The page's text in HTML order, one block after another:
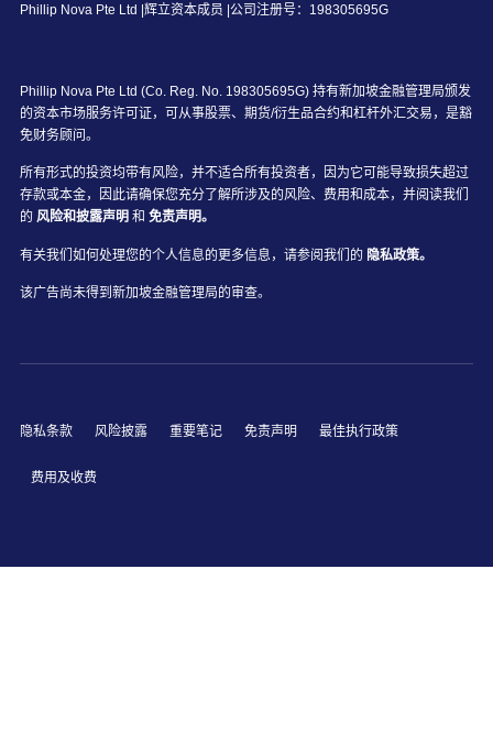
Phillip Nova Pte Ltd |辉立资本成员 |公司注册号：198305695G
Phillip Nova Pte Ltd (Co. Reg. No. 198305695G) 持有新加坡金融管理局颁发
的资本市场服务许可证，可从事股票、期货/衍生品合约和杠杆外汇交易，是豁
免财务顾问。
所有形式的投资均带有风险，并不适合所有投资者，因为它可能导致损失超过
存款或本金，因此请确保您充分了解所涉及的风险、费用和成本，并阅读我们
的 风险和披露声明 和 免责声明。
有关我们如何处理您的个人信息的更多信息，请参阅我们的 隐私政策。
该广告尚未得到新加坡金融管理局的审查。
隐私条款 风险披露 重要笔记 免责声明 最佳执行政策
费用及收费